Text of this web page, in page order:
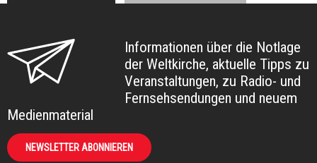
Informationen über die Notlage
der Weltkirche, aktuelle Tipps zu
Veranstaltungen, zu Radio- und
Fernsehsendungen und neuem
Medienmaterial
NEWSLETTER ABONNIEREN